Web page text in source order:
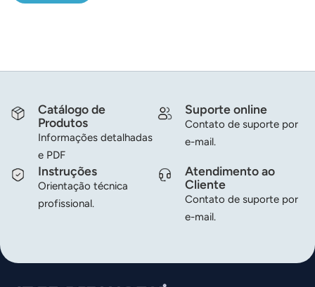
Catálogo de
Produtos
Informações detalhadas
e PDF
Suporte online
Contato de suporte por
e-mail.
Instruções
Orientação técnica
profissional.
Atendimento ao
Cliente
Contato de suporte por
e-mail.